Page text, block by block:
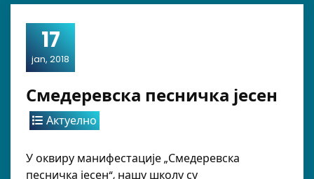
17
jan, 2018
Смедеревска песничка јесен
Актуелно
У оквиру манифестације „Смедеревска
песничка јесен“, нашу школу су